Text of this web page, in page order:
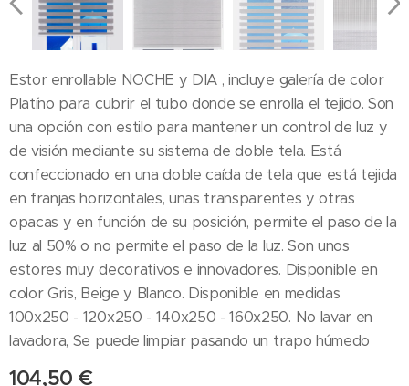
Estor enrollable NOCHE y DIA , incluye galería de color
Platíno para cubrir el tubo donde se enrolla el tejido. Son
una opción con estilo para mantener un control de luz y
de visión mediante su sistema de doble tela. Está
confeccionado en una doble caída de tela que está tejida
en franjas horizontales, unas transparentes y otras
opacas y en función de su posición, permite el paso de la
luz al 50% o no permite el paso de la luz. Son unos
estores muy decorativos e innovadores. Disponible en
color Gris, Beige y Blanco. Disponible en medidas
100x250 - 120x250 - 140x250 - 160x250. No lavar en
lavadora, Se puede limpiar pasando un trapo húmedo
104,50 €